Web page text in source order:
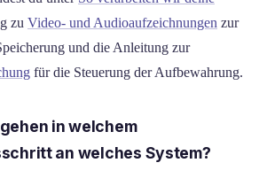
zu Video- und Audioaufzeichnungen zur
und die Anleitung zur
für die Steuerung der Aufbewahrung.
in welchem
an welches System?